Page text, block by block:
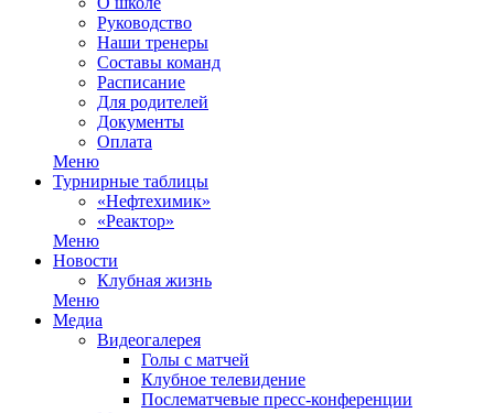
Руководство
Наши тренеры
Составы команд
Расписание
Для родителей
Документы
Оплата
Меню
Турнирные таблицы
«Нефтехимик»
«Реактор»
Меню
Новости
Клубная жизнь
Меню
Медиа
Видеогалерея
Голы с матчей
Клубное телевидение
Послематчевые пресс-конференции